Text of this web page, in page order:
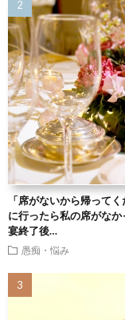
「席がないから帰って
に行ったら私の席がな
宴終了後…
愚痴・悩み